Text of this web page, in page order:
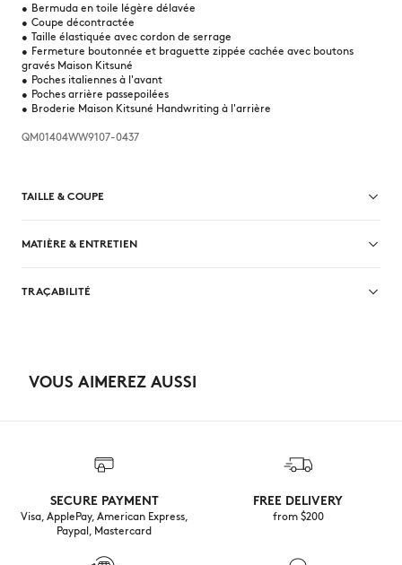
• Bermuda en toile légère délavée
• Coupe décontractée
• Taille élastiquée avec cordon de serrage
• Fermeture boutonnée et braguette zippée cachée avec boutons
gravés Maison Kitsuné
• Poches italiennes à l'avant
• Poches arrière passepoilées
• Broderie Maison Kitsuné Handwriting à l'arrière
QM01404WW9107-0437
TAILLE & COUPE
Coupe : RELAXED
Le mannequin est un homme il mesure 1m88 et porte du M
Voir le guide des tailles
MATIÈRE & ENTRETIEN
Matiere principale: 16% CHANVRE
Do not tumble dry
Iron at low temperature
TRAÇABILITÉ
VOUS AIMEREZ AUSSI
SECURE PAYMENT
Visa, ApplePay, American Express,
Paypal, Mastercard
FREE DELIVERY
from $200